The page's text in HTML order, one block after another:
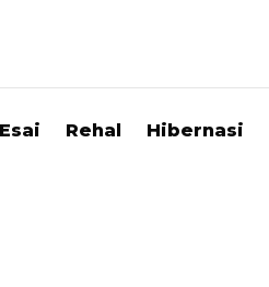
Esai Rehal Hibernasi